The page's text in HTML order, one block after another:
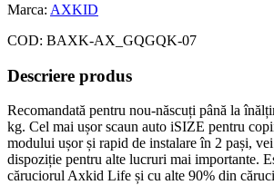
Marca: AXKID
COD: BAXK-AX_GQGQK-07
Descriere produs
Recomandată pentru nou-născuți până la
kg. Cel mai ușor scaun auto iSIZE pentru
modului ușor și rapid de instalare în 2 pași,
dispoziție pentru alte lucruri mai importante.
căruciorul Axkid Life și cu alte 90% din